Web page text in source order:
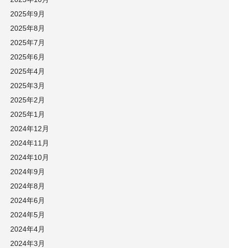
2025年9月
2025年8月
2025年7月
2025年6月
2025年4月
2025年3月
2025年2月
2025年1月
2024年12月
2024年11月
2024年10月
2024年9月
2024年8月
2024年6月
2024年5月
2024年4月
2024年3月